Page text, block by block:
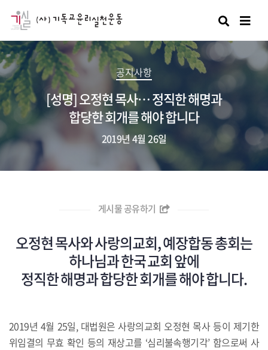
검색
공지사항
[성명] 오정현 목사… 정직한 해명과
합당한 회개를 해야 합니다
2019년 4월 26일
게시물 공유하기
오정현 목사와 사랑의교회, 예장합동 총회는
하나님과 한국 교회 앞에
정직한 해명과 합당한 회개를 해야 합니다.
2019년 4월 25일, 대법원은 사랑의교회 오정현 목사 등이 제기한
위임결의 무효 확인 등의 재상고를 ‘심리불속행기각’ 함으로써 사